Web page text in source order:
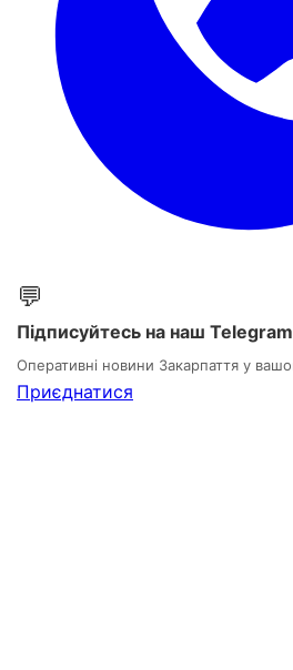
💬
Підписуйтесь на наш
Оперативні новини Закарпаття у
Приєднатися